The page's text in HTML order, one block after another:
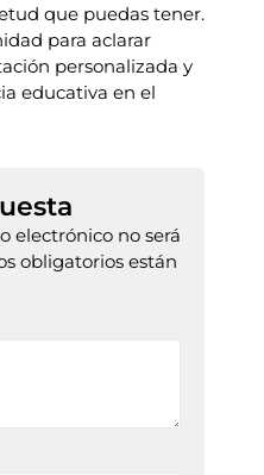
que puedas tener.
para aclarar
personalizada y
educativa en el
electrónico no será
obligatorios están